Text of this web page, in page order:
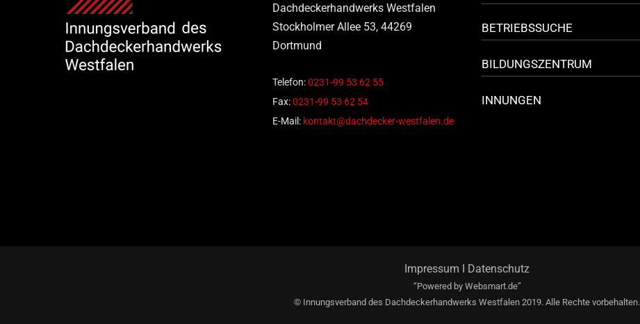
Dachdeckerhandwerks Westfalen
Stockholmer Allee 53, 44269
Dortmund
Telefon:0231-99 53 62 55
Fax:0231-99 53 62 54
E-Mail: kontakt@dachdecker-westfalen.de
BETRIEBSSUCHE
BILDUNGSZENTRUM
INNUNGEN
© Innungsverband des Dachdeckerhandwerks Westfalen 2019. Alle Rechte vorbehalten.
Impressum I Datenschutz
“Powered by Websmart.de”